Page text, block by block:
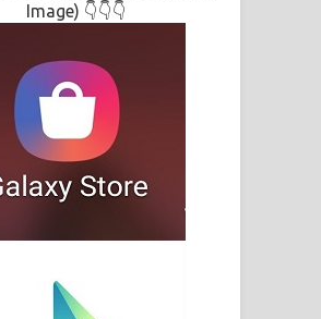
Image) 👇👇👇